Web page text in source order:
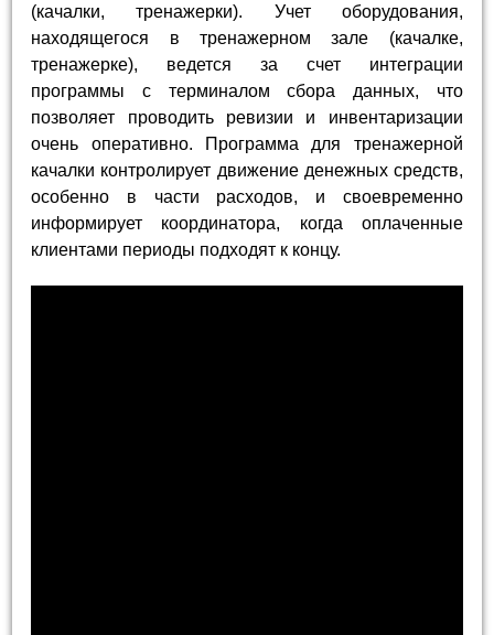
(качалки, тренажерки). Учет оборудования,
находящегося в тренажерном зале (качалке,
тренажерке), ведется за счет интеграции
программы с терминалом сбора данных, что
позволяет проводить ревизии и инвентаризации
очень оперативно. Программа для тренажерной
качалки контролирует движение денежных средств,
особенно в части расходов, и своевременно
информирует координатора, когда оплаченные
клиентами периоды подходят к концу.